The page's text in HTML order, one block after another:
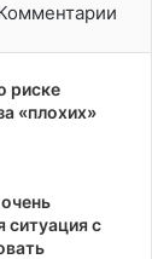
риске
«плохих»
ситуация с